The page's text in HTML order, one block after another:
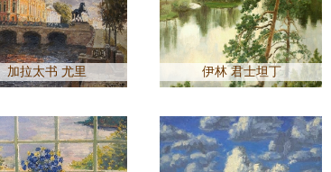
加拉太书 尤里 伊林 君士坦丁